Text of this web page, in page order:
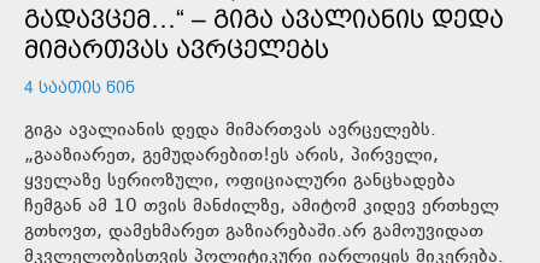
ᲒᲐᲓᲐᲕᲪᲔᲛ…“ – ᲒᲘᲒᲐ ᲐᲕᲐᲚᲘᲐᲜᲘᲡ ᲓᲔᲓᲐ
ᲛᲘᲛᲐᲠᲗᲕᲐᲡ ᲐᲕᲠᲪᲔᲚᲔᲑᲡ
4 ᲡᲐᲐᲗᲘᲡ ᲬᲘᲜ
გიგა ავალიანის დედა მიმართვას ავრცელებს.
„გააზიარეთ, გემუდარებით!ეს არის, პირველი,
ყველაზე სერიოზული, ოფიციალური განცხადება
ჩემგან ამ 10 თვის მანძილზე, ამიტომ კიდევ ერთხელ
გთხოვთ, დამეხმარეთ გაზიარებაში.არ გამოუვიდათ
მკვლელობისთვის პოლიტიკური იარლიყის მიკერება.